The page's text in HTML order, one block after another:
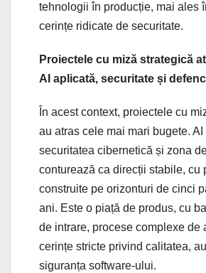
tehnologii în producție, mai ales
cerințe ridicate de securitate.
Proiectele cu miză strategică
AI aplicată, securitate și
În acest context, proiectele cu
au atras cele mai mari bugete. AI
securitatea cibernetică și zona
conturează ca direcții stabile, cu
construite pe orizonturi de cinci
ani. Este o piață de produs, cu
de intrare, procese complexe de
cerințe stricte privind calitatea,
siguranța software-ului.